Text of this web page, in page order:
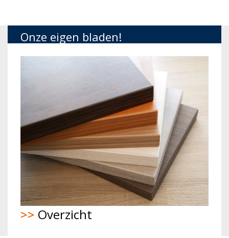
Onze eigen bladen!
>> Overzicht